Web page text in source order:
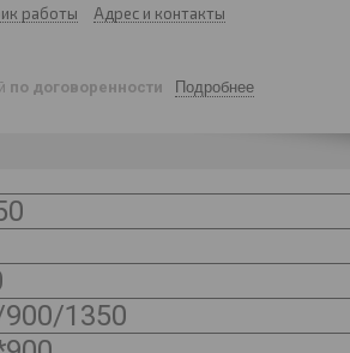
работы Адрес и контакты
по договоренности Подробнее
1350